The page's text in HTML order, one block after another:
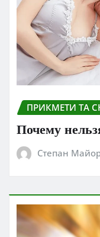
ПРИКМЕТИ ТА
Почему
Степан